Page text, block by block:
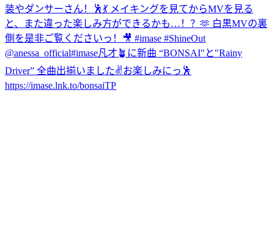
装やダンサーさん！🕺💃 メイキングを見てからMVを見る
と、また違った楽しみ方ができるかも…！？🫶 白黒MVの裏
側を是非ご覧くださいっ！🎥 #imase #ShineOut
@anessa_official#imase凡才🪴に新曲 “BONSAI"と"Rainy
Driver” 全曲出揃いました✌️お楽しみにっ🕺
https://imase.lnk.to/bonsaiTP